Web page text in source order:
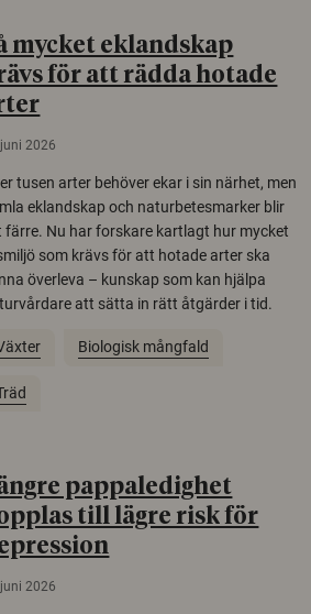
mycket eklandskap
för att rädda hotade
2026
tusen arter behöver ekar i sin närhet, men
eklandskap och naturbetesmarker blir
färre. Nu har forskare kartlagt hur mycket
som krävs för att hotade arter ska
överleva – kunskap som kan hjälpa
att sätta in rätt åtgärder i tid.
Biologisk mångfald
pappaledighet
till lägre risk för
2026